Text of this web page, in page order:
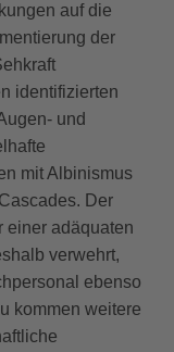
auf die
der
identifizierten
und
mit Albinismus
Der
einer adäquaten
verwehrt,
ebenso
kommen weitere